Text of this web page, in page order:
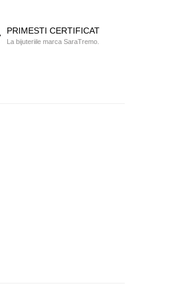
PRIMESTI CERTIFICAT
La bijuteriile marca SaraTremo.